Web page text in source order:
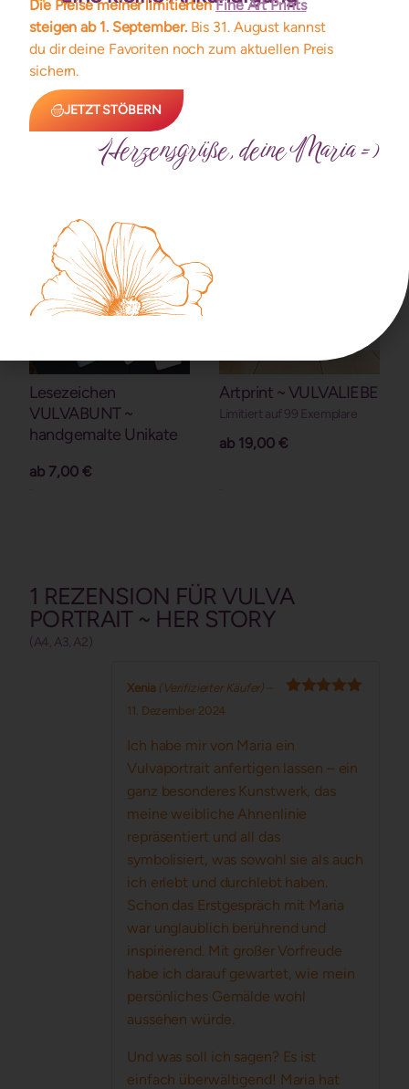
Vulva Portrait ~
LAYERS OF LOVE
(A5, A4, A3 – gerahmt)
ab
Artprint ~
Lesezeichen
VULVABUNT ~
handgemalte Unikate
ab 7,00 €
Artprint ~ VULVALIEBE
Limitiert auf 99 Exemplare
ab 19,00 €
1 REZENSION FÜR VULVA
PORTRAIT ~ HER STORY
(A4, A3, A2)
Xenia (Verifizierter Käufer)
11. Dezember 2024
Ich habe mir von Maria ein
Vulvaportrait anfertigen lassen – ein
ganz besonderes Kunstwerk, das
meine weibliche Ahnenlinie
repräsentiert und all das
symbolisiert, was sowohl sie als auch
ich erlebt und durchlebt haben.
Schon das Erstgespräch mit Maria
war unglaublich berührend und
inspirierend. Mit großer Vorfreude
habe ich darauf gewartet, wie mein
persönliches Gemälde wohl
aussehen würde.
Und was soll ich sagen? Es ist
einfach überwältigend! Maria hat
Die Preise meiner limitiertenFine Art Prints
steigen ab 1. September. Bis 31. August kannst
du dir deine Favoriten noch zum aktuellen Preis
sichern.
JETZT STÖBERN
Herzensgrüße, deine Maria =)